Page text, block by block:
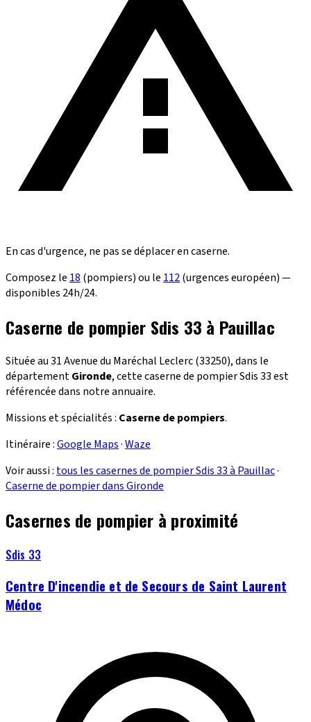
En cas d'urgence, ne pas se déplacer en caserne.
Composez le 18 (pompiers) ou le 112(urgences européen) —
disponibles 24h/24.
Caserne de pompier Sdis 33 à Pauillac
Située au 31 Avenue du Maréchal Leclerc (33250), dans le
départementGironde, cette caserne de pompier Sdis 33 est
référencée dans notre annuaire.
Missions et spécialités : Caserne de pompiers.
Itinéraire :Google Maps·Waze
Voir aussi : tous les casernes de pompier Sdis 33 à Pauillac·
Caserne de pompier dans Gironde
Casernes de pompier à proximité
Sdis 33
Centre D'incendie et de Secours de Saint Laurent
Médoc